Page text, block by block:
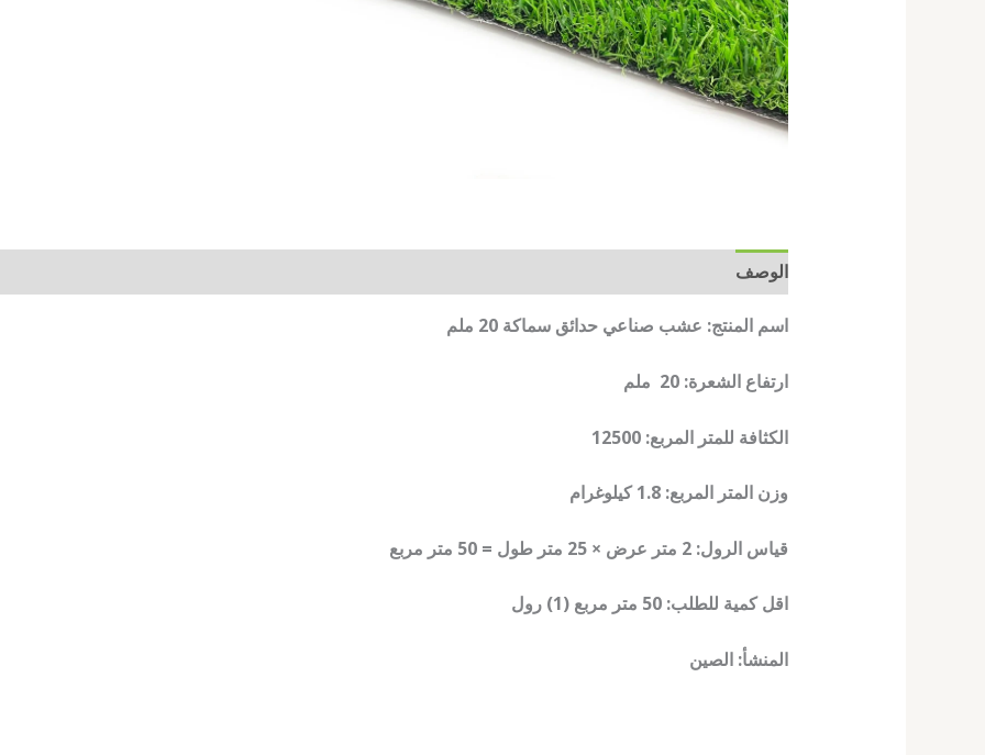
الوصف
اسم المنتج: عشب صناعي حدائق سماكة 20 ملم
ارتفاع الشعرة: 20 ملم
الكثافة للمتر المربع: 12500
وزن المتر المربع: 1.8 كيلوغرام
قياس الرول: 2 متر عرض × 25 متر طول = 50 متر مربع
اقل كمية للطلب: 50 متر مربع (1) رول
المنشأ: الصين